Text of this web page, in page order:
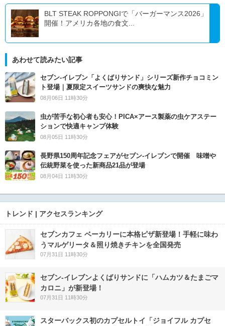
BLT STEAK ROPPONGIで「バーガーマンス2026」
開催！アメリカ各地の食文...
あわせて読みたい記事
セブン‐イレブン「よくばりサンド」シリーズ新作チョコミン
ト登場｜夏限定スイーツサンドの爽快な魅力
08月06日 11時30分
虫が苦手な初心者も安心！PICA×アース製薬の虫ケアステー
ションで快適キャンプ体験
08月05日 11時30分
長野県150周年記念フェアがセブン-イレブンで開催 味噌や
伝統野菜を使った新商品21品が登場
08月04日 11時30分
トレンド | アクセスランキング
セブンカフェ ベーカリーに本格ピザ新登場！手軽に味わ
うマルゲリータ＆照り焼きチキンを全国発売
07月31日 11時30分
セブン‐イレブンよくばりサンドに「ハムカツ＆たまごマ
カロニ」が新登場！
07月31日 11時30分
スターバックス初のカプセルトイ「ジョイフル カプセ